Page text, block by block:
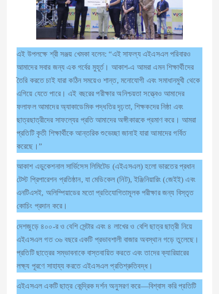
এই উপলক্ষে শ্রী সঞ্জয় খেমকা বলেন: “এই সাফল্য এইএসএল পরিবারও
আমাদের সবার জন্য এক গর্বের মুহূর্ত। আকাশ-এ আমরা এমন শিক্ষার্থীদের
তৈরি করতে চাই যারা কঠিন সময়েও শান্ত, মনোযোগী এবং সমাধানমুখী থেকে
এগিয়ে যেতে পারে। এই বছরের পরীক্ষার অনিশ্চয়তা সত্ত্বেও আমাদের
ফলাফল আমাদের অ্যাকাডেমিক পদ্ধতির দৃঢ়তা, শিক্ষকদের নিষ্ঠা এবং
ছাত্রছাত্রীদের সাফল্যের প্রতি আমাদের অঙ্গীকারকে প্রমাণ করে। আমরা
প্রতিটি কৃতী শিক্ষার্থীকে আন্তরিক শুভেচ্ছা জানাই যারা আমাদের গর্বিত
করেছে।”
আকাশ এডুকেশনাল সার্ভিসেস লিমিটেড (এইএসএল) হলো ভারতের প্রধান
টেস্ট প্রিপারেশন প্রতিষ্ঠান, যা মেডিকেল (নিট), ইঞ্জিনিয়ারিং (জেইই) এবং
এনটিএসই, অলিম্পিয়াডের মতো প্রতিযোগিতামূলক পরীক্ষার জন্য বিস্তৃত
কোচিং প্রদান করে।
দেশজুড়ে ৪০০-র ও বেশি সেন্টার এবং ৪ লাখের ও বেশি ছাত্র ছাত্রী নিয়ে
এইএসএল গত ৩৬ বছরে একটি প্রভাবশালী বাজার অবস্থান গড়ে তুলেছে।
প্রতিটি ছাত্রের সম্ভাবনাকে বাস্তবায়িত করতে এবং তাদের ক্যারিয়ারের
লক্ষ্য পূরণে সাহায্য করতে এইএসএল প্রতিশ্রুতিবদ্ধ।
এইএসএল একটি ছাত্র কেন্দ্রিক দর্শন অনুসরণ করে—বিশ্বাস করি প্রতিটি